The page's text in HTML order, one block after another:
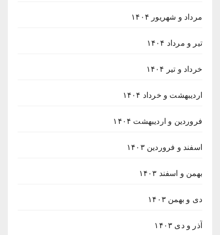
مرداد و شهریور ۱۴۰۴
تیر و مرداد ۱۴۰۴
خرداد و تیر ۱۴۰۴
اردیبهشت و خرداد ۱۴۰۴
فروردین و اردیبهشت ۱۴۰۴
اسفند و فروردین ۱۴۰۳
بهمن و اسفند ۱۴۰۳
دی و بهمن ۱۴۰۳
آذر و دی ۱۴۰۳